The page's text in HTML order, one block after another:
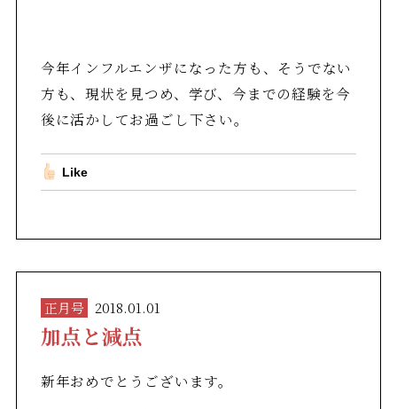
今年インフルエンザになった方も、そうでない
方も、現状を見つめ、学び、今までの経験を今
後に活かしてお過ごし下さい。
Like
正月号 2018.01.01
加点と減点
新年おめでとうございます。